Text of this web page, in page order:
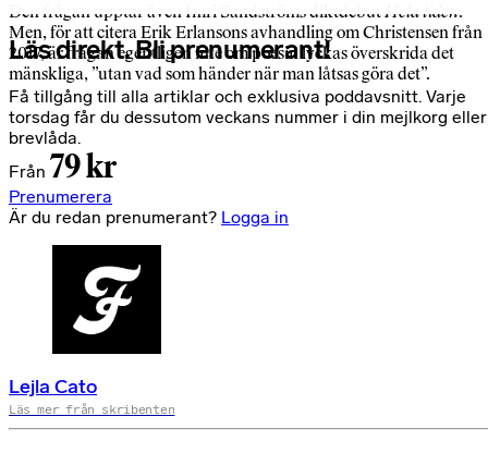
Den frågan upptar även Imri Sandströms diktdebutHela tiden.
Men, för att citera Erik Erlansons avhandling om Christensen från
2017, är frågan egentligen inte om poesin lyckas överskrida det
mänskliga, ”utan vad som händer när man låtsas göra det”.
Läs direkt. Bli prenumerant!
Få tillgång till alla artiklar och exklusiva poddavsnitt. Varje
torsdag får du dessutom veckans nummer i din mejlkorg eller
brevlåda.
Från 79 kr
Prenumerera
Är du redan prenumerant? Logga in
Lejla Cato
Läs mer från skribenten